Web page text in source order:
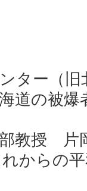
ンター（
道の被爆
教授 片
からの